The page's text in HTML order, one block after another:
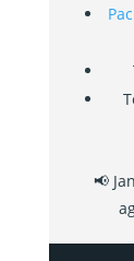
📢